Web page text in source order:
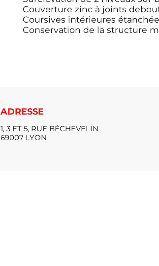
Couverture zinc à joints
Coursives intérieures
Conservation de la structure
ADRESSE
1, 3 ET 5, RUE BÉCHEVELIN
69007 LYON